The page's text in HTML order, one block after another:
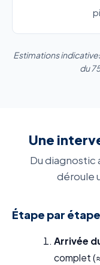
Estimations
du
Une
Du diagnostic
déroule
Étape par étape
Arrivée
complet